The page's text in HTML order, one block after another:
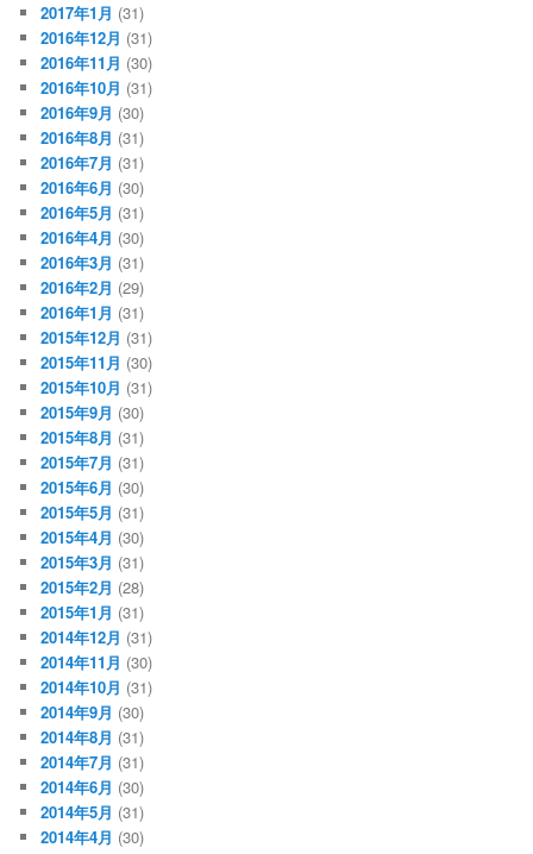
2017年1月 (31)
2016年12月 (31)
2016年11月 (30)
2016年10月 (31)
2016年9月 (30)
2016年8月 (31)
2016年7月 (31)
2016年6月 (30)
2016年5月 (31)
2016年4月 (30)
2016年3月 (31)
2016年2月 (29)
2016年1月 (31)
2015年12月 (31)
2015年11月 (30)
2015年10月 (31)
2015年9月 (30)
2015年8月 (31)
2015年7月 (31)
2015年6月 (30)
2015年5月 (31)
2015年4月 (30)
2015年3月 (31)
2015年2月 (28)
2015年1月 (31)
2014年12月 (31)
2014年11月 (30)
2014年10月 (31)
2014年9月 (30)
2014年8月 (31)
2014年7月 (31)
2014年6月 (30)
2014年5月 (31)
2014年4月 (30)